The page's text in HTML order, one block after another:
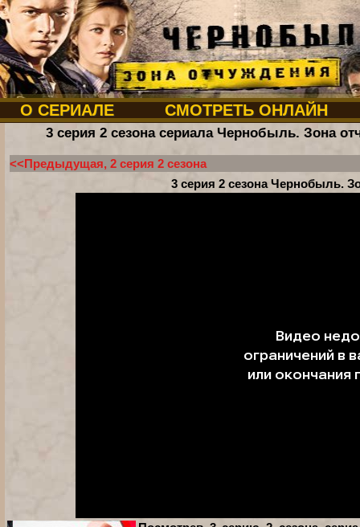
О СЕРИАЛЕ СМОТРЕТЬ ОНЛАЙН
3 серия 2 сезона сериала Чернобыль. Зона
<<Предыдущая, 2 серия 2 сезона
3 серия 2 сезона Чернобыль.